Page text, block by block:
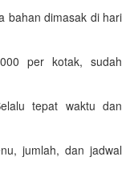
bahan dimasak di hari
per kotak, sudah
tepat waktu dan
jumlah, dan jadwal